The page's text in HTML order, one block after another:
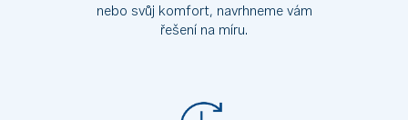
nebo svůj komfort, navrhneme vám
řešení na míru.